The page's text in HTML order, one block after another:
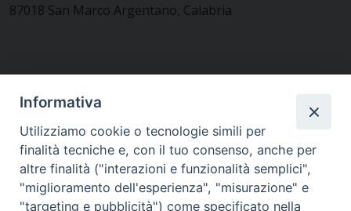
87018 San Marco Argentano, Calabria
MODULISTICA
Informativa
Utilizziamo cookie o tecnologie simili per
finalità tecniche e, con il tuo consenso, anche per
altre finalità ("interazioni e funzionalità semplici",
"miglioramento dell'esperienza", "misurazione" e
"targeting e pubblicità") come specificato nella